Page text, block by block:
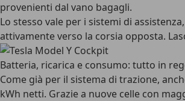
provenienti dal vano bagagli.
Lo stesso vale per i sistemi di
attivamente verso la corsia opposta.
Batteria, ricarica e consumo: tutto in
Come già per il sistema di trazione,
kWh netti. Grazie a nuove celle con